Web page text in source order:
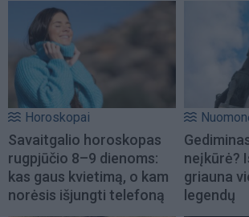
Horoskopai
Savaitgalio horoskopas
rugpjūčio 8–9 dienoms:
kas gaus kvietimą, o kam
norėsis išjungti telefoną
neįkūrė?
griauna
legendų